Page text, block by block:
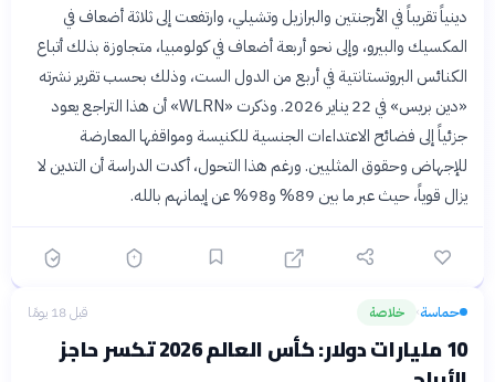
دينياً تقريباً في الأرجنتين والبرازيل وتشيلي، وارتفعت إلى ثلاثة أضعاف في
المكسيك والبيرو، وإلى نحو أربعة أضعاف في كولومبيا، متجاوزة بذلك أتباع
الكنائس البروتستانتية في أربع من الدول الست، وذلك بحسب تقرير نشرته
«دين بريس» في 22 يناير 2026. وذكرت «WLRN» أن هذا التراجع يعود
جزئياً إلى فضائح الاعتداءات الجنسية للكنيسة ومواقفها المعارضة
للإجهاض وحقوق المثليين. ورغم هذا التحول، أكدت الدراسة أن التدين لا
يزال قوياً، حيث عبر ما بين 89% و98% عن إيمانهم بالله.
حماسة› خلاصة قبل 18 يومًا
10 مليارات دولار: كأس العالم 2026 تكسر حاجز